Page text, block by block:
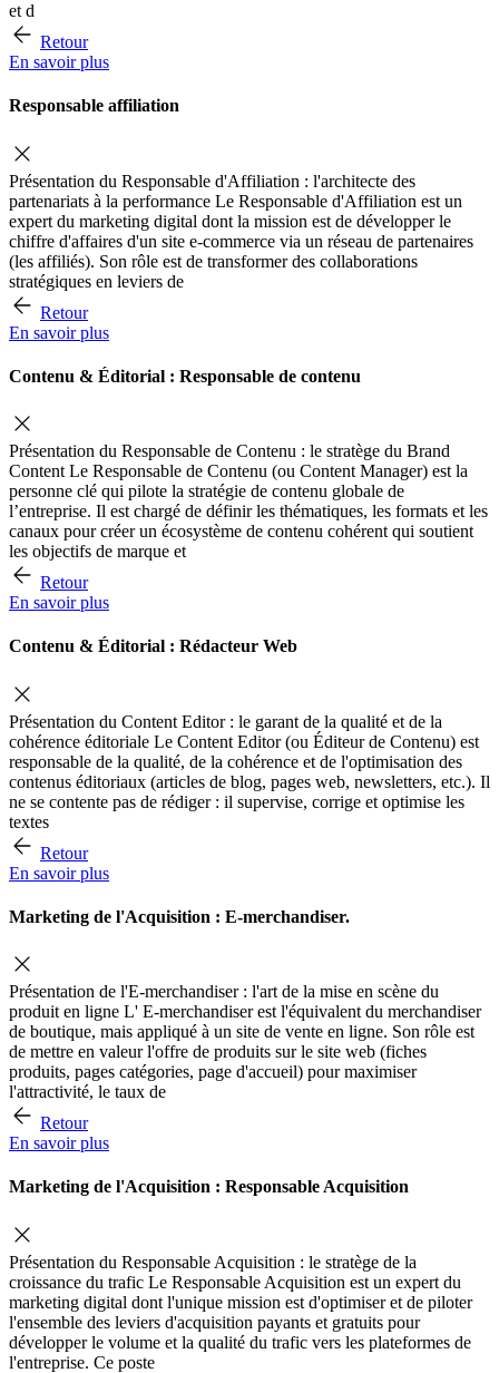
et d
Retour
En savoir plus
Responsable affiliation
Présentation du Responsable d'Affiliation : l'architecte des
partenariats à la performance Le Responsable d'Affiliation est un
expert du marketing digital dont la mission est de développer le
chiffre d'affaires d'un site e-commerce via un réseau de partenaires
(les affiliés). Son rôle est de transformer des collaborations
stratégiques en leviers de
Retour
En savoir plus
Contenu & Éditorial : Responsable de contenu
Présentation du Responsable de Contenu : le stratège du Brand
Content Le Responsable de Contenu (ou Content Manager) est la
personne clé qui pilote la stratégie de contenu globale de
l’entreprise. Il est chargé de définir les thématiques, les formats et les
canaux pour créer un écosystème de contenu cohérent qui soutient
les objectifs de marque et
Retour
En savoir plus
Contenu & Éditorial : Rédacteur Web
Présentation du Content Editor : le garant de la qualité et de la
cohérence éditoriale Le Content Editor (ou Éditeur de Contenu) est
responsable de la qualité, de la cohérence et de l'optimisation des
contenus éditoriaux (articles de blog, pages web, newsletters, etc.). Il
ne se contente pas de rédiger : il supervise, corrige et optimise les
textes
Retour
En savoir plus
Marketing de l'Acquisition : E-merchandiser.
Présentation de l'E-merchandiser : l'art de la mise en scène du
produit en ligne L' E-merchandiser est l'équivalent du merchandiser
de boutique, mais appliqué à un site de vente en ligne. Son rôle est
de mettre en valeur l'offre de produits sur le site web (fiches
produits, pages catégories, page d'accueil) pour maximiser
l'attractivité, le taux de
Retour
En savoir plus
Marketing de l'Acquisition : Responsable Acquisition
Présentation du Responsable Acquisition : le stratège de la
croissance du trafic Le Responsable Acquisition est un expert du
marketing digital dont l'unique mission est d'optimiser et de piloter
l'ensemble des leviers d'acquisition payants et gratuits pour
développer le volume et la qualité du trafic vers les plateformes de
l'entreprise. Ce poste